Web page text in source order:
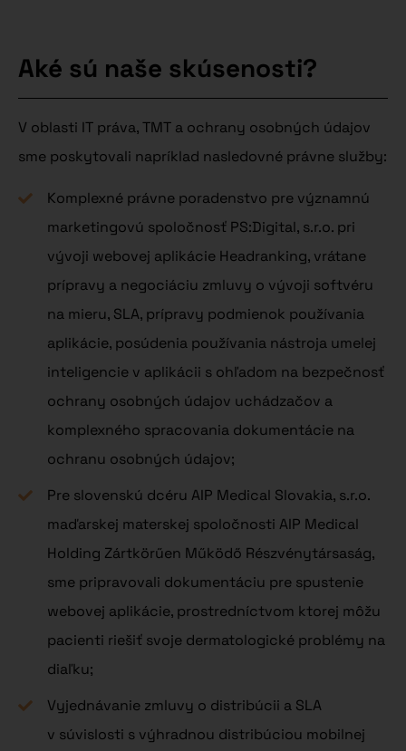
Aké sú naše skúsenosti?
V oblasti IT práva, TMT a ochrany osobných údajov
sme poskytovali napríklad nasledovné právne služby:
Komplexné právne poradenstvo pre významnú
marketingovú spoločnosť PS:Digital, s.r.o. pri
vývoji webovej aplikácie Headranking, vrátane
prípravy a negociáciu zmluvy o vývoji softvéru
na mieru, SLA, prípravy podmienok používania
aplikácie, posúdenia používania nástroja umelej
inteligencie v aplikácii s ohľadom na bezpečnosť
ochrany osobných údajov uchádzačov a
komplexného spracovania dokumentácie na
ochranu osobných údajov;
Pre slovenskú dcéru AIP Medical Slovakia, s.r.o.
maďarskej materskej spoločnosti AIP Medical
Holding Zártkörűen Működő Részvénytársaság,
sme pripravovali dokumentáciu pre spustenie
webovej aplikácie, prostredníctvom ktorej môžu
pacienti riešiť svoje dermatologické problémy na
diaľku;
Vyjednávanie zmluvy o distribúcii a SLA
v súvislosti s výhradnou distribúciou mobilnej